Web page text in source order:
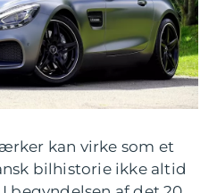
kan virke som et
bilhistorie ikke altid